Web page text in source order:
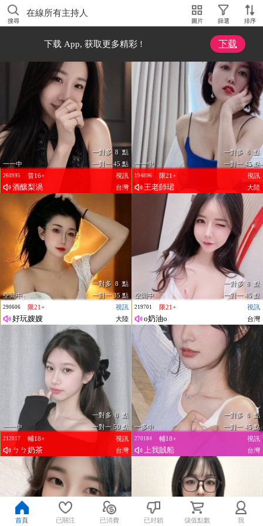
搜尋
在線所有主持人
圖片 篩選 排序
下载 App, 获取更多精彩 ! 下载
一一中
一對多 8 點
一對一 45 點
普16+
視訊
260995
酒釀梨渦 台灣
一一中
一對多 8 點
一對一 45 點
限21+
視訊
194896
王老師珺 大陸
空閒中
一對多 8 點
一對一 35 點
限21+
視訊
290606
好玩嫂嫂 大陸
空閒中
一對多 8 點
一對一 45 點
限21+
視訊
219701
o奶油o 台灣
一一中
一對多 8 點
一對一 50 點
輔18+
視訊
212817
ㄅㄅ奶茶 台灣
一多中
一對多 8 點
一對一 45 點
輔18+
視訊
270184
上我賊船 台灣
首頁 已關注 已消費 已封鎖 儲值點數 我